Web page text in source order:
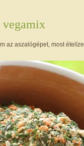
az aszalógépet, most